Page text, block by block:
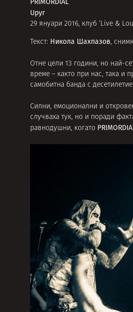
PRIMORDIAL
Upyr
29 януари 2016, клуб ‘Live &
Текст: Никола Шахпазов,
Отне цели 13 години, но най-
време – както при нас, така и
самобитна банда с
Силни, емоционални и
случваха тук, но и поради
равнодушни, когато